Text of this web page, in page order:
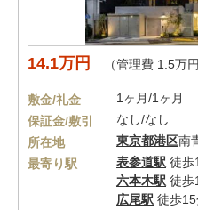
14.1万円 （管理費 1.5万円
敷金/礼金
1ヶ月/1ヶ月
保証金/敷引
なし/なし
所在地
東京都港区南
最寄り駅
表参道駅 徒歩
六本木駅 徒歩
広尾駅 徒歩